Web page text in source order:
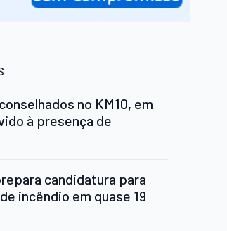
no KM10, em
à presença de
candidatura para
incêndio em quase 19